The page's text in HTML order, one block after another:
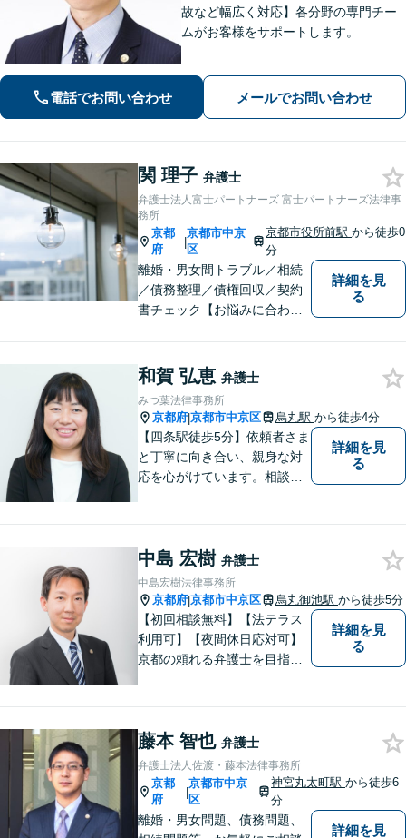
故など幅広く対応】各分野の専門チー
ムがお客様をサポートします。
電話でお問い合わせ メールでお問い合わせ
関 理子 弁護士
弁護士法人富士パートナーズ 富士パートナーズ法律事
務所
京都
府
|
京都市中京
区
京都市役所前駅から徒歩0
分
離婚・男女間トラブル／相続
／債務整理／債権回収／契約
書チェック【お悩みに合わせ
詳細を見
る
和賀 弘恵 弁護士
みつ葉法律事務所
京都府|京都市中京区 烏丸駅 から徒歩4分
【四条駅徒歩5分】依頼者さま
と丁寧に向き合い、親身な対
応を心がけています。相談料
ます。【夜間・土日祝対応
可】
詳細を見
る
中島 宏樹 弁護士
中島宏樹法律事務所
京都府|京都市中京区 烏丸御池駅 から徒歩5分
【初回相談無料】【法テラス
利用可】【夜間休日応対可】
京都の頼れる弁護士を目指し
ます。
詳細を見
る
藤本 智也 弁護士
弁護士法人佐渡・藤本法律事務所
京都
府
|
京都市中京
区
神宮丸太町駅から徒歩6
分
離婚・男女問題、債務問題、
詳細を見